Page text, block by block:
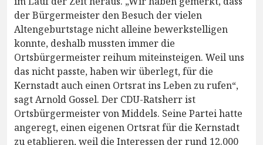
der Bürgermeister den Besuch der vielen
Altengeburtstage nicht alleine bewerkstelligen
konnte, deshalb mussten immer die
Ortsbürgermeister reihum miteinsteigen. Weil uns
das nicht passte, haben wir überlegt, für die
Kernstadt auch einen Ortsrat ins Leben zu rufen“,
sagt Arnold Gossel. Der CDU-Ratsherr ist
Ortsbürgermeister von Middels. Seine Partei hatte
angeregt, einen eigenen Ortsrat für die Kernstadt
zu etablieren, weil die Interessen der rund 12.000